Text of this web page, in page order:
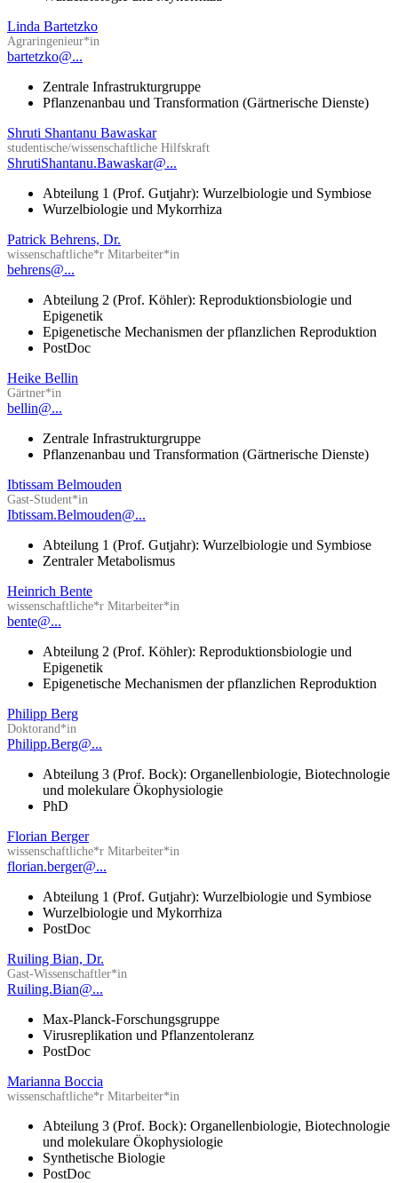
Linda Bartetzko
Agraringenieur*in
bartetzko@...
Zentrale Infrastrukturgruppe
Pflanzenanbau und Transformation (Gärtnerische Dienste)
Shruti Shantanu Bawaskar
studentische/wissenschaftliche Hilfskraft
ShrutiShantanu.Bawaskar@...
Abteilung 1 (Prof. Gutjahr): Wurzelbiologie und Symbiose
Wurzelbiologie und Mykorrhiza
Patrick Behrens, Dr.
wissenschaftliche*r Mitarbeiter*in
behrens@...
Abteilung 2 (Prof. Köhler): Reproduktionsbiologie und
Epigenetik
Epigenetische Mechanismen der pflanzlichen Reproduktion
PostDoc
Heike Bellin
Gärtner*in
bellin@...
Zentrale Infrastrukturgruppe
Pflanzenanbau und Transformation (Gärtnerische Dienste)
Ibtissam Belmouden
Gast-Student*in
Ibtissam.Belmouden@...
Abteilung 1 (Prof. Gutjahr): Wurzelbiologie und Symbiose
Zentraler Metabolismus
Heinrich Bente
wissenschaftliche*r Mitarbeiter*in
bente@...
Abteilung 2 (Prof. Köhler): Reproduktionsbiologie und
Epigenetik
Epigenetische Mechanismen der pflanzlichen Reproduktion
Philipp Berg
Doktorand*in
Philipp.Berg@...
Abteilung 3 (Prof. Bock): Organellenbiologie, Biotechnologie
und molekulare Ökophysiologie
PhD
Florian Berger
wissenschaftliche*r Mitarbeiter*in
florian.berger@...
Abteilung 1 (Prof. Gutjahr): Wurzelbiologie und Symbiose
Wurzelbiologie und Mykorrhiza
PostDoc
Ruiling Bian, Dr.
Gast-Wissenschaftler*in
Ruiling.Bian@...
Max-Planck-Forschungsgruppe
Virusreplikation und Pflanzentoleranz
PostDoc
Marianna Boccia
wissenschaftliche*r Mitarbeiter*in
Abteilung 3 (Prof. Bock): Organellenbiologie, Biotechnologie
und molekulare Ökophysiologie
Synthetische Biologie
PostDoc